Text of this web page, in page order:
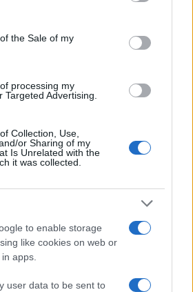
to Google and its third-party tags to
specified purposes in below Google
the Sale of my
processing my
Targeted Advertising.
Collection, Use,
or Sharing of my
Is Unrelated with the
it was collected.
to enable storage
like cookies on web or
apps.
user data to be sent to
strategie vast te
een cruciale rol
van een woningmarkt